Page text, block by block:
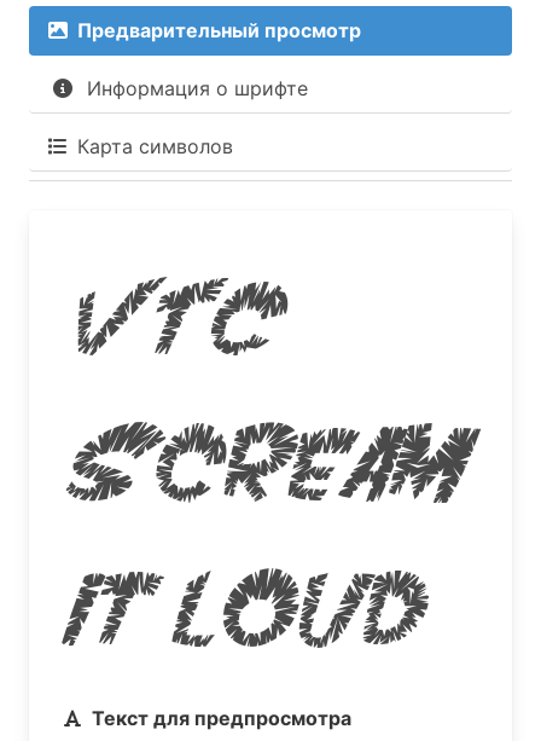
Предварительный просмотр
Информация о шрифте
Карта символов
VTC
Scream
it Loud
Текст для предпросмотра